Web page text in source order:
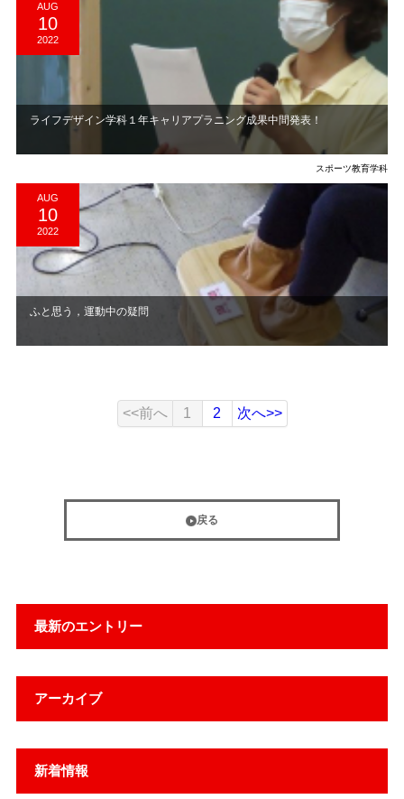
最新のエントリー
アーカイブ
新着情報
AUG
10
2022
ライフデザイン学科１年キャリアプラニング成果中間発表！
スポーツ教育学科
AUG
10
2022
ふと思う，運動中の疑問
<<前へ 1 2 次へ>>
戻る